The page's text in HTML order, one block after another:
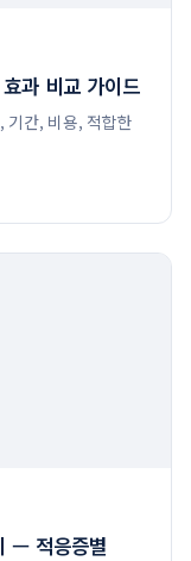
과 비교 가이드
기간, 비용, 적합한
— 적응증별